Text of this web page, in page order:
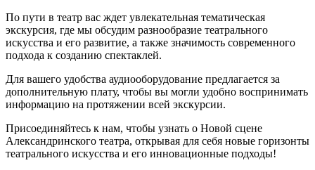
По пути в театр вас ждет увлекательная тематическая
экскурсия, где мы обсудим разнообразие театрального
искусства и его развитие, а также значимость современного
подхода к созданию спектаклей.
Для вашего удобства аудиооборудование предлагается за
дополнительную плату, чтобы вы могли удобно воспринимать
информацию на протяжении всей экскурсии.
Присоединяйтесь к нам, чтобы узнать о Новой сцене
Александринского театра, открывая для себя новые горизонты
театрального искусства и его инновационные подходы!